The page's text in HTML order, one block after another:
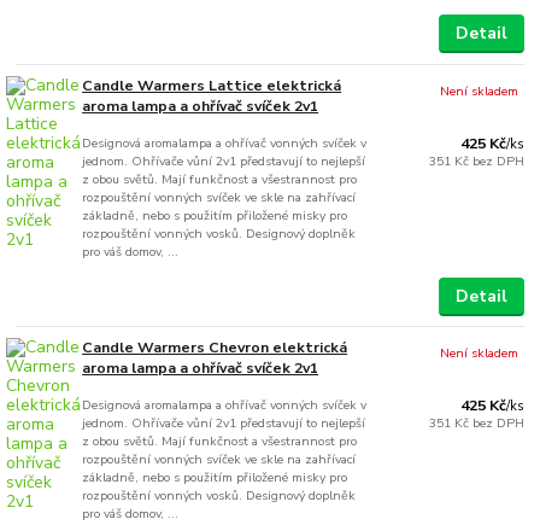
Detail
Candle Warmers Lattice elektrická
aroma lampa a ohřívač svíček 2v1
Designová aromalampa a ohřívač vonných svíček v
jednom. Ohřívače vůní 2v1 představují to nejlepší
z obou světů. Mají funkčnost a všestrannost pro
rozpouštění vonných svíček ve skle na zahřívací
základně, nebo s použitím přiložené misky pro
rozpouštění vonných vosků. Designový doplněk
pro váš domov, ...
425 Kč/ks
351 Kč bez DPH
Není skladem
Detail
Candle Warmers Chevron elektrická
aroma lampa a ohřívač svíček 2v1
Designová aromalampa a ohřívač vonných svíček v
jednom. Ohřívače vůní 2v1 představují to nejlepší
z obou světů. Mají funkčnost a všestrannost pro
rozpouštění vonných svíček ve skle na zahřívací
základně, nebo s použitím přiložené misky pro
rozpouštění vonných vosků. Designový doplněk
pro váš domov, ...
425 Kč/ks
351 Kč bez DPH
Není skladem